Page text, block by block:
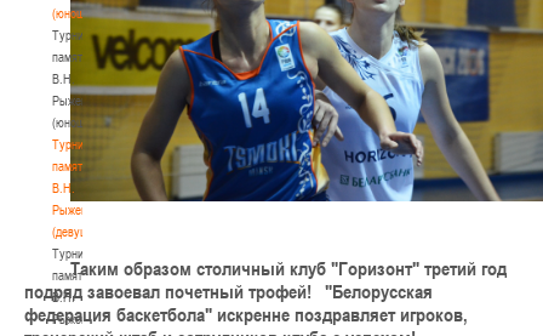
(юноши)
Турнир
памяти
В.Н.
Рыженкова
(юноши)
Турнир
памяти
В.Н.
Рыженкова
(девушки)
Турнир
памяти
В.Н.
Рыженкова
Таким образом столичный клуб "Горизонт" третий год
подряд завоевал почетный трофей! "Белорусская
федерация баскетбола" искренне поздравляет игроков,